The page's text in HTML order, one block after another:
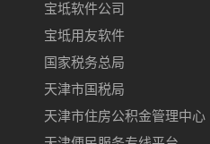
宝坻软件公司
宝坻用友软件
国家税务总局
天津市国税局
天津市住房公积金管理中心